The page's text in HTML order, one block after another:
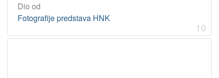
Dio od
Fotografije predstava HNK
10